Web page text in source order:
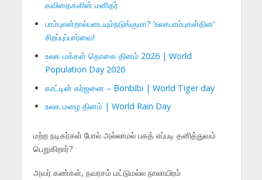
கவிதைகளின் மனிதர்
பாம்புஎன்றால்படையும்நடுங்குமா? ‘உலகபாம்புகள்தின’
சிறப்புப்பார்வை!
உலக மக்கள் தொகை தினம் 2026 | World
Population Day 2026
காட்டின் கர்ஜனை – Bonbibi | World Tiger day
உலக மழை தினம் | World Rain Day
மற்ற நடிகர்கள் போல் அல்லாமல் பகத் எப்படி தனித்துவம்
பெறுகிறார்?
அவர் கண்கள், நவரசம் மட்டுமல்ல நாலாயிரம்